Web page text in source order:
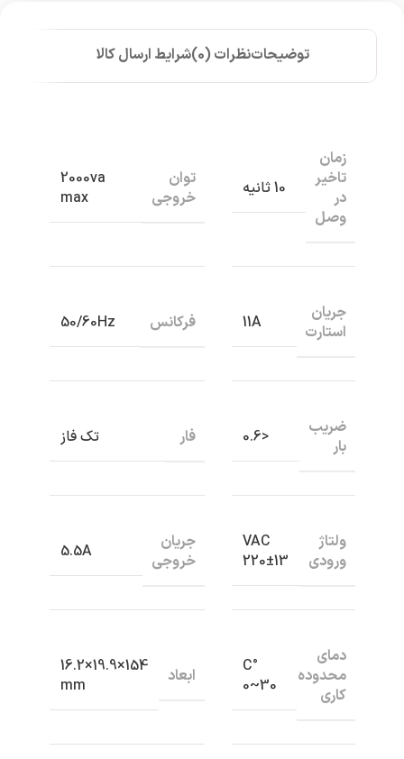
توضیحاتنظرات (0) شرایط ارسال کالا
زمان
تاخیر
در
وصل
10 ثانیه
توان
خروجی
2000va
max
جریان
استارت
11A فرکانس 50/60Hz
ضریب
بار
<0.6 فار تک فاز
ولتاژ
ورودی
VAC
220±13
جریان
خروجی
5.5A
دمای
محدوده
کاری
C°
0~30
ابعاد
154×19.9×16.2
mm